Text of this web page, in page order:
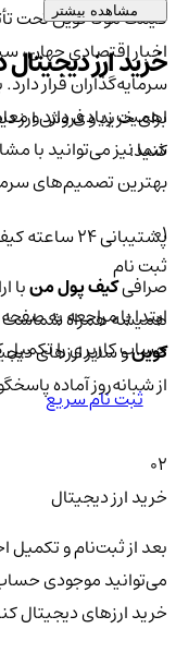
قیمت موکا کوین تحت
اخبار اقتصادی جهان،
سرمایه‌گذاران قرار
اهمیت زیادی دارد و
شما نیز می‌توانید با
بهترین تصمیم‌های
پشتیبانی ۲۴ ساعته کیف پول من
صرافیکیف پول منبا
همیشه همراه شماست تا
کوینو سایر ارزهای
از شبانه‌روز آماده
مشاهده بیشتر
خرید ارز دیجیتال در 3 مرحله
برای خرید و فروش ارز
کنید:
01
ثبت نام
ابتدا با مراجعه به
حساب کاربری را تکمیل
ثبت نام سریع
02
خرید ارز دیجیتال
بعد از ثبت‌نام و تکمیل
می‌توانید موجودی حساب
خرید ارزهای دیجیتال